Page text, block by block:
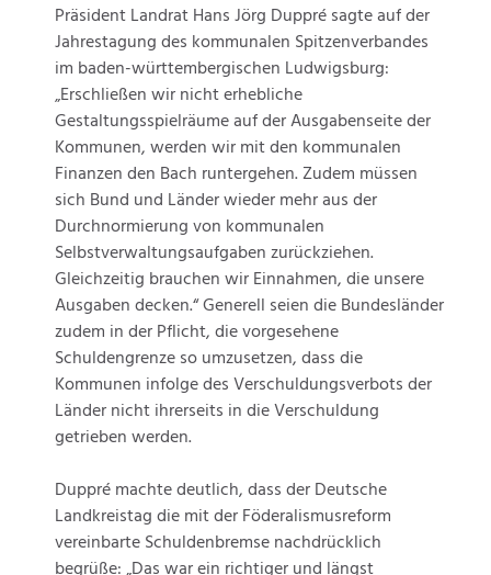
Präsident Landrat Hans Jörg Duppré sagte auf der
Jahrestagung des kommunalen Spitzenverbandes
im baden-württembergischen Ludwigsburg:
„Erschließen wir nicht erhebliche
Gestaltungsspielräume auf der Ausgabenseite der
Kommunen, werden wir mit den kommunalen
Finanzen den Bach runtergehen. Zudem müssen
sich Bund und Länder wieder mehr aus der
Durchnormierung von kommunalen
Selbstverwaltungsaufgaben zurückziehen.
Gleichzeitig brauchen wir Einnahmen, die unsere
Ausgaben decken.“ Generell seien die Bundesländer
zudem in der Pflicht, die vorgesehene
Schuldengrenze so umzusetzen, dass die
Kommunen infolge des Verschuldungsverbots der
Länder nicht ihrerseits in die Verschuldung
getrieben werden.
Duppré machte deutlich, dass der Deutsche
Landkreistag die mit der Föderalismusreform
vereinbarte Schuldenbremse nachdrücklich